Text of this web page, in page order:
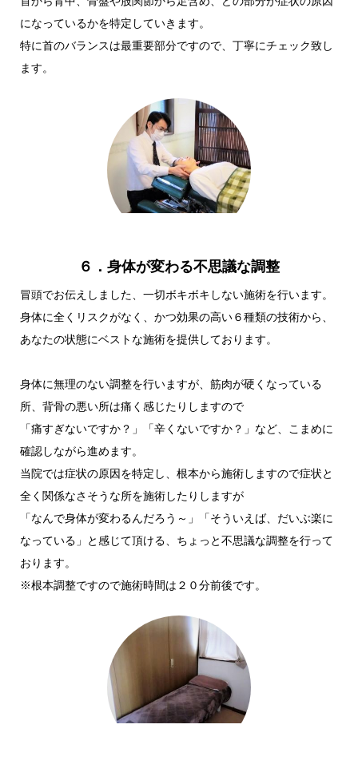
になっているかを特定していきます。
特に首のバランスは最重要部分ですので、丁寧にチェック致し
ます。
６．身体が変わる不思議な調整
冒頭でお伝えしました、一切ボキボキしない施術を行います。
身体に全くリスクがなく、かつ効果の高い６種類の技術から、
あなたの状態にベストな施術を提供しております。
身体に無理のない調整を行いますが、筋肉が硬くなっている
所、背骨の悪い所は痛く感じたりしますので
「痛すぎないですか？」「辛くないですか？」など、こまめに
確認しながら進めます。
当院では症状の原因を特定し、根本から施術しますので症状と
全く関係なさそうな所を施術したりしますが
「なんで身体が変わるんだろう～」「そういえば、だいぶ楽に
なっている」と感じて頂ける、ちょっと不思議な調整を行って
おります。
※根本調整ですので施術時間は２０分前後です。